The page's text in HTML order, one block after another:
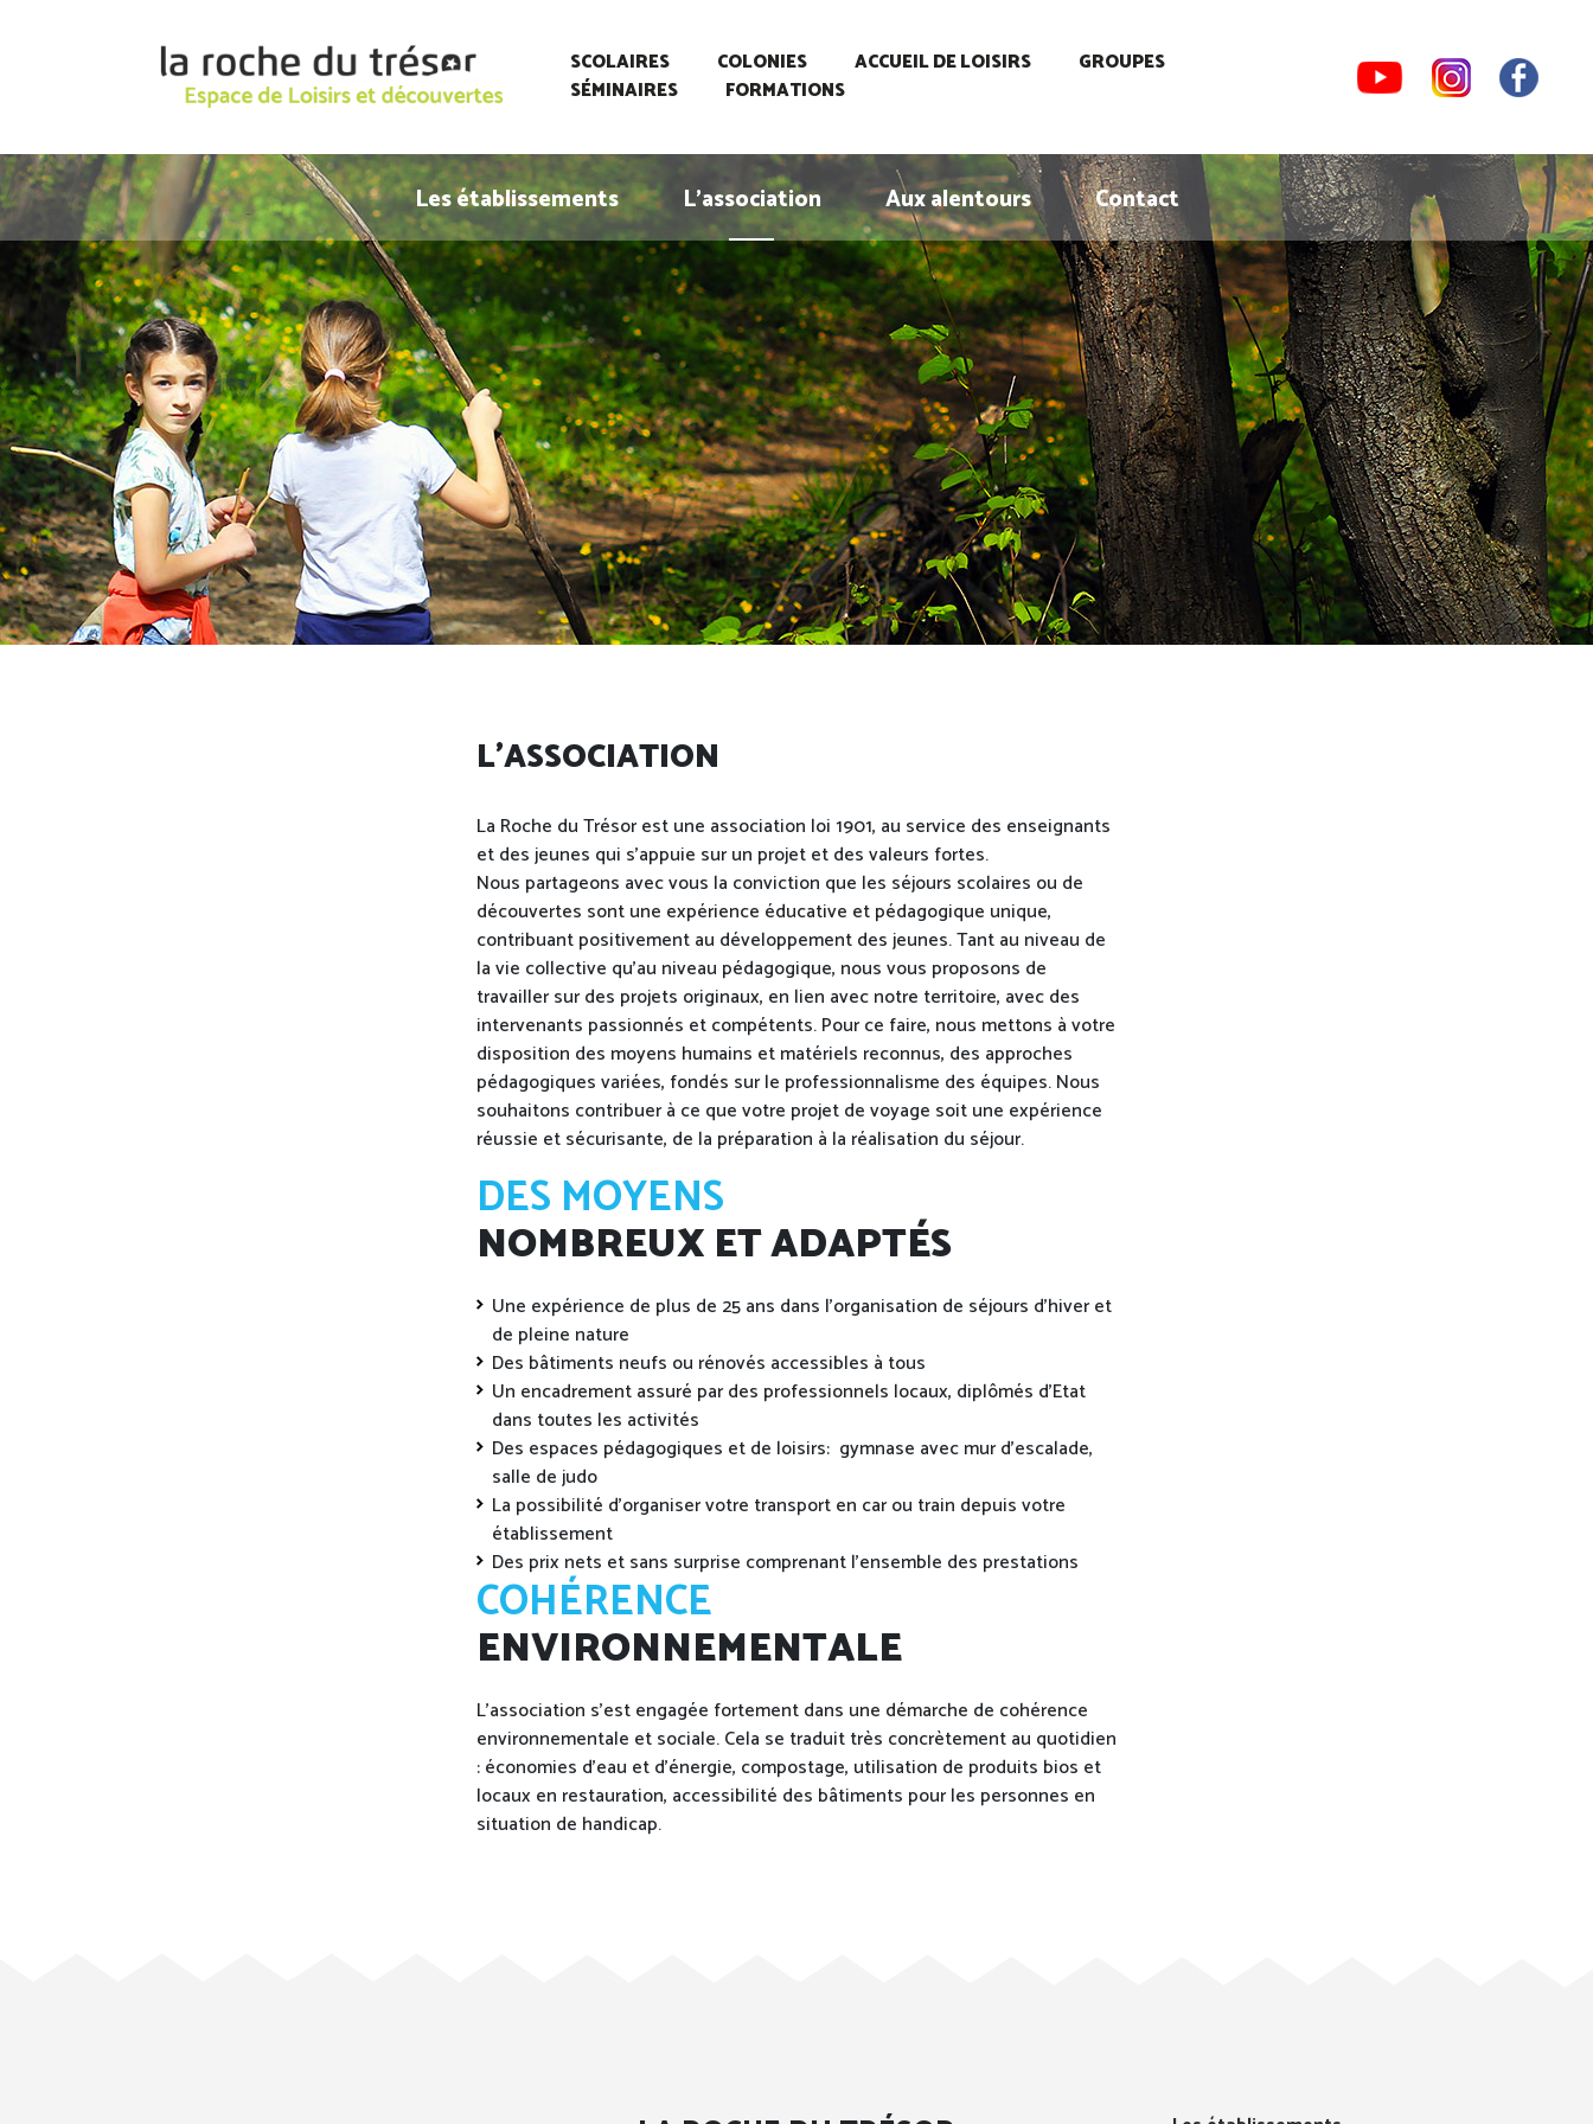
SCOLAIRES COLONIES ACCUEIL DE LOISIRS
GROUPES
SÉMINAIRES
FORMATIONS
Les établissements L’association Aux alentours Contact
L'ASSOCIATION
La Roche du Trésor est une association loi 1901, au service des enseignants
et des jeunes qui s'appuie sur un projet et des valeurs fortes.
Nous partageons avec vous la conviction que les séjours scolaires ou de
découvertes sont une expérience éducative et pédagogique unique,
contribuant positivement au développement des jeunes. Tant au niveau de
la vie collective qu'au niveau pédagogique, nous vous proposons de
travailler sur des projets originaux, en lien avec notre territoire, avec des
intervenants passionnés et compétents. Pour ce faire, nous mettons à votre
disposition des moyens humains et matériels reconnus, des approches
pédagogiques variées, fondés sur le professionnalisme des équipes. Nous
souhaitons contribuer à ce que votre projet de voyage soit une expérience
réussie et sécurisante, de la préparation à la réalisation du séjour.
DES MOYENS
NOMBREUX ET ADAPTÉS
Une expérience de plus de 25 ans dans l'organisation de séjours d'hiver et
de pleine nature
Des bâtiments neufs ou rénovés accessibles à tous
Un encadrement assuré par des professionnels locaux, diplômés d'Etat
dans toutes les activités
Des espaces pédagogiques et de loisirs: gymnase avec mur d'escalade,
salle de judo
La possibilité d'organiser votre transport en car ou train depuis votre
établissement
Des prix nets et sans surprise comprenant l'ensemble des prestations
COHÉRENCE
ENVIRONNEMENTALE
L'association s'est engagée fortement dans une démarche de cohérence
environnementale et sociale. Cela se traduit très concrètement au quotidien
: économies d'eau et d'énergie, compostage, utilisation de produits bios et
locaux en restauration, accessibilité des bâtiments pour les personnes en
situation de handicap.